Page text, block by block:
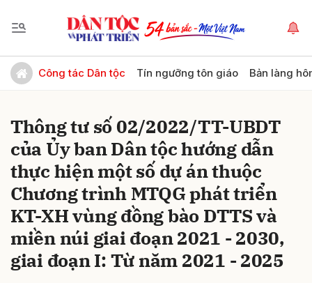
Công tác Dân tộc Tín ngưỡng tôn giáo Bản làng
Thông tư số 02/2022/TT-UBDT
của Ủy ban Dân tộc hướng dẫn
thực hiện một số dự án thuộc
Chương trình MTQG phát triển
KT-XH vùng đồng bào DTTS và
miền núi giai đoạn 2021 - 2030,
giai đoạn I: Từ năm 2021 - 2025
Gửi bình luận
Hủy Gửi